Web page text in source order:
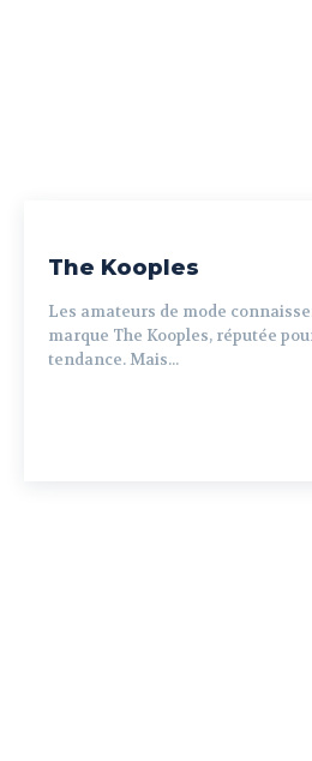
The Kooples
Les amateurs de mode
marque The Kooples, réputée
tendance. Mais...